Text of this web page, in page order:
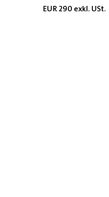
EUR 290 exkl. USt.